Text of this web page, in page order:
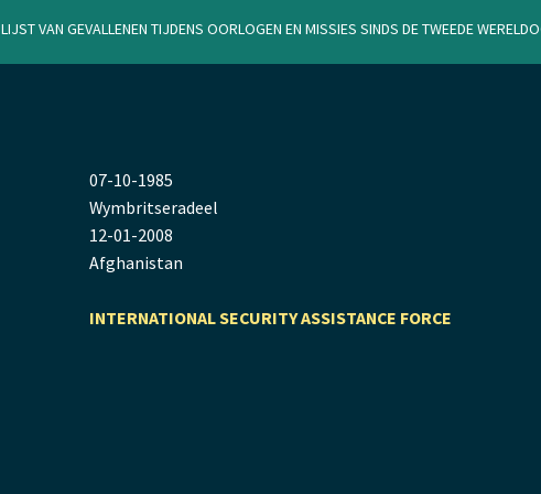
Lijst van gevallenen tijdens oorlogen en missies sinds de Tweede
07-10-1985
Wymbritseradeel
12-01-2008
Afghanistan
INTERNATIONAL SECURITY ASSISTANCE FORCE